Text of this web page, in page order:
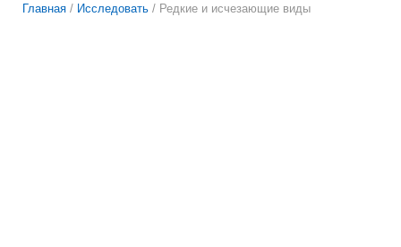
Главная / Исследовать / Редкие и исчезающие виды